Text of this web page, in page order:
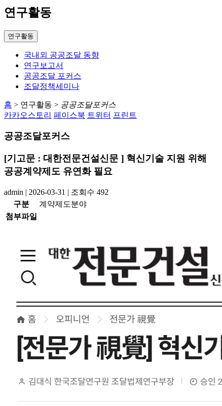
연구활동
연구활동
국내외 공공조달 동향
연구보고서
공공조달 포커스
조달정책세미나
홈 > 연구활동 > 공공조달포커스
카카오스토리 페이스북 트위터 프린트
공공조달포커스
[기고문 : 대한전문건설신문 ] 혁신기술 지원 위해
공공계약제도 유연화 필요
admin | 2026-03-31 | 조회수 492
구분
계약제도분야
첨부파일